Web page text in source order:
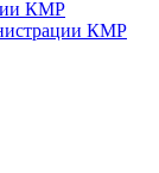
КМР
КМР